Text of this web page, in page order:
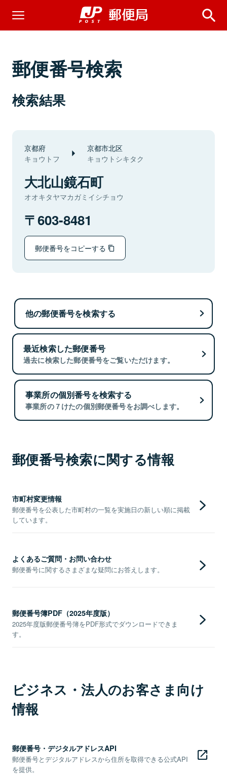
郵便番号検索
検索結果
京都府
キョウトフ
京都市北区
キョウトシキタク
大北山鏡石町
オオキタヤマカガミイシチョウ
603-8481
郵便番号をコピーする
他の郵便番号を検索する
最近検索した郵便番号
過去に検索した郵便番号をご覧いただけます。
事業所の個別番号を検索する
事業所の７けたの個別郵便番号をお調べします。
郵便番号検索に関する情報
市町村変更情報
郵便番号を公表した市町村の一覧を実施日の新しい順に掲載
しています。
よくあるご質問・お問い合わせ
郵便番号に関するさまざまな疑問にお答えします。
郵便番号簿PDF（2025年度版）
2025年度版郵便番号簿をPDF形式でダウンロードできま
す。
ビジネス・法人のお客さま向け
情報
郵便番号・デジタルアドレスAPI
郵便番号とデジタルアドレスから住所を取得できる公式API
を提供。